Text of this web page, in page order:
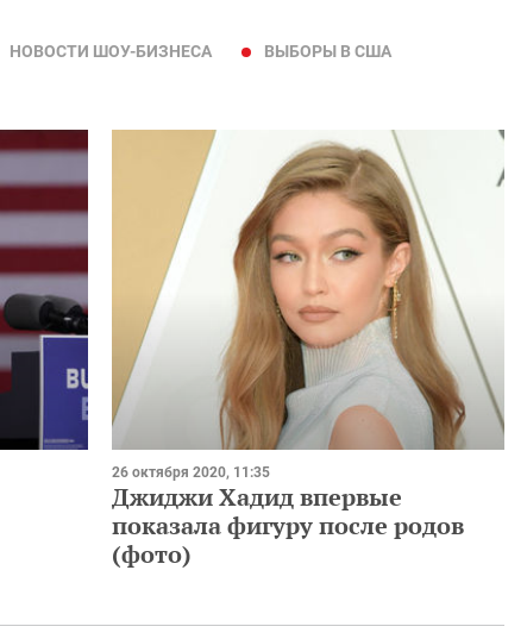
НОВОСТИ ШОУ-БИЗНЕСА ВЫБОРЫ В США
26 октября 2020, 11:35
Джиджи Хадид впервые
показала фигуру после родов
(фото)